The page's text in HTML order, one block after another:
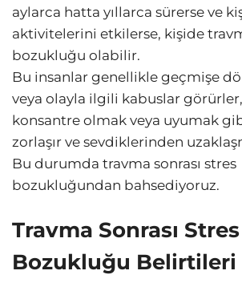
aylarca hatta yıllarca sürerse ve
aktivitelerini etkilerse, kişide
bozukluğu olabilir.
Bu insanlar genellikle geçmişe
veya olayla ilgili kabuslar
konsantre olmak veya uyumak
zorlaşır ve sevdiklerinden
Bu durumda travma sonrası stres
bozukluğundan bahsediyoruz.
Travma Sonrası Stres
Bozukluğu Belirtileri